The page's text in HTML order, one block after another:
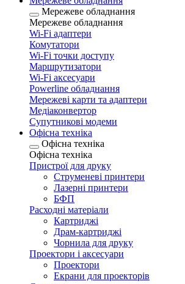
Мережеве обладнання
Мережеве обладнання
Wi-Fi адаптери
Комутатори
Wi-Fi точки доступу
Маршрутизатори
Wi-Fi аксесуари
Рowerline обладнання
Мережеві карти та адаптери
Медіаконвертор
Супутникові модеми
Офісна техніка
Офісна техніка
Офісна техніка
Пристрої для друку
Струменеві принтери
Лазерні принтери
БФП
Расходні матеріали
Картриджі
Драм-картриджі
Чорнила для друку
Проектори і аксесуари
Проектори
Екрани для проекторів